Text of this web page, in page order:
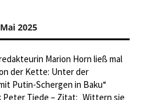
2025
Marion Horn ließ mal
der Kette: Unter der
Putin-Schergen in Baku“
Tiede – Zitat: „Wittern sie